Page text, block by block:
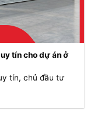
tín cho dự án ở
tín, chủ đầu tư